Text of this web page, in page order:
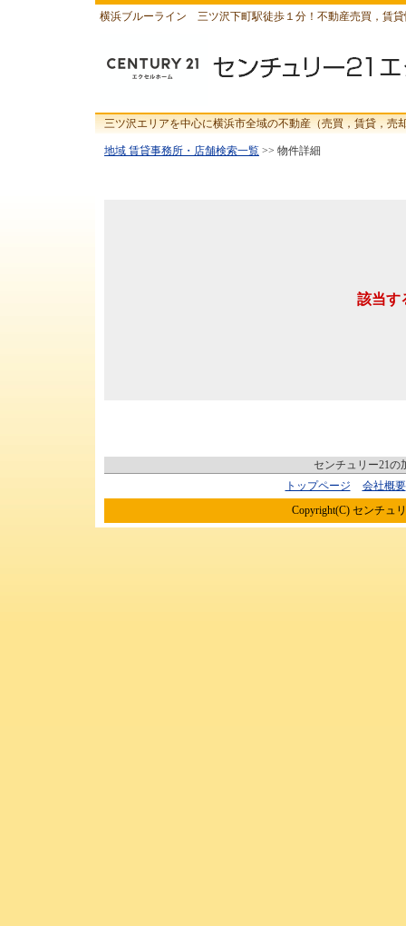
横浜ブルーライン 三ツ沢下町駅徒歩１分！不動産売買，賃
三ツ沢エリアを中心に横浜市全域の不動産（売買，賃貸，
地域 賃貸事務所・店舗検索一覧 >> 物件詳細
該当す
センチュリー21の
トップページ
会社概要
Copyright(C) センチュ